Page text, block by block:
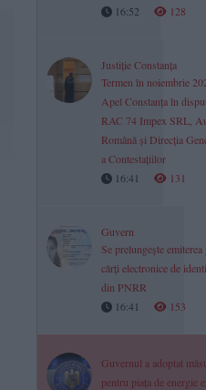
16:52
128
Justiție Constanța
Termen în noiembrie
Apel Constanța în
RAC 74 Impex SRL,
Română și Direcția
a Contestațiilor
16:41
131
Guvern
Se prelungește
cărți electronice de
din PNRR
16:41
153
Guvernul a adoptat
pentru piața de energie